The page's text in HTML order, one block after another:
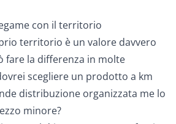
con il territorio
territorio è un valore davvero
fare la differenza in molte
scegliere un prodotto a km
distribuzione organizzata me lo
minore?